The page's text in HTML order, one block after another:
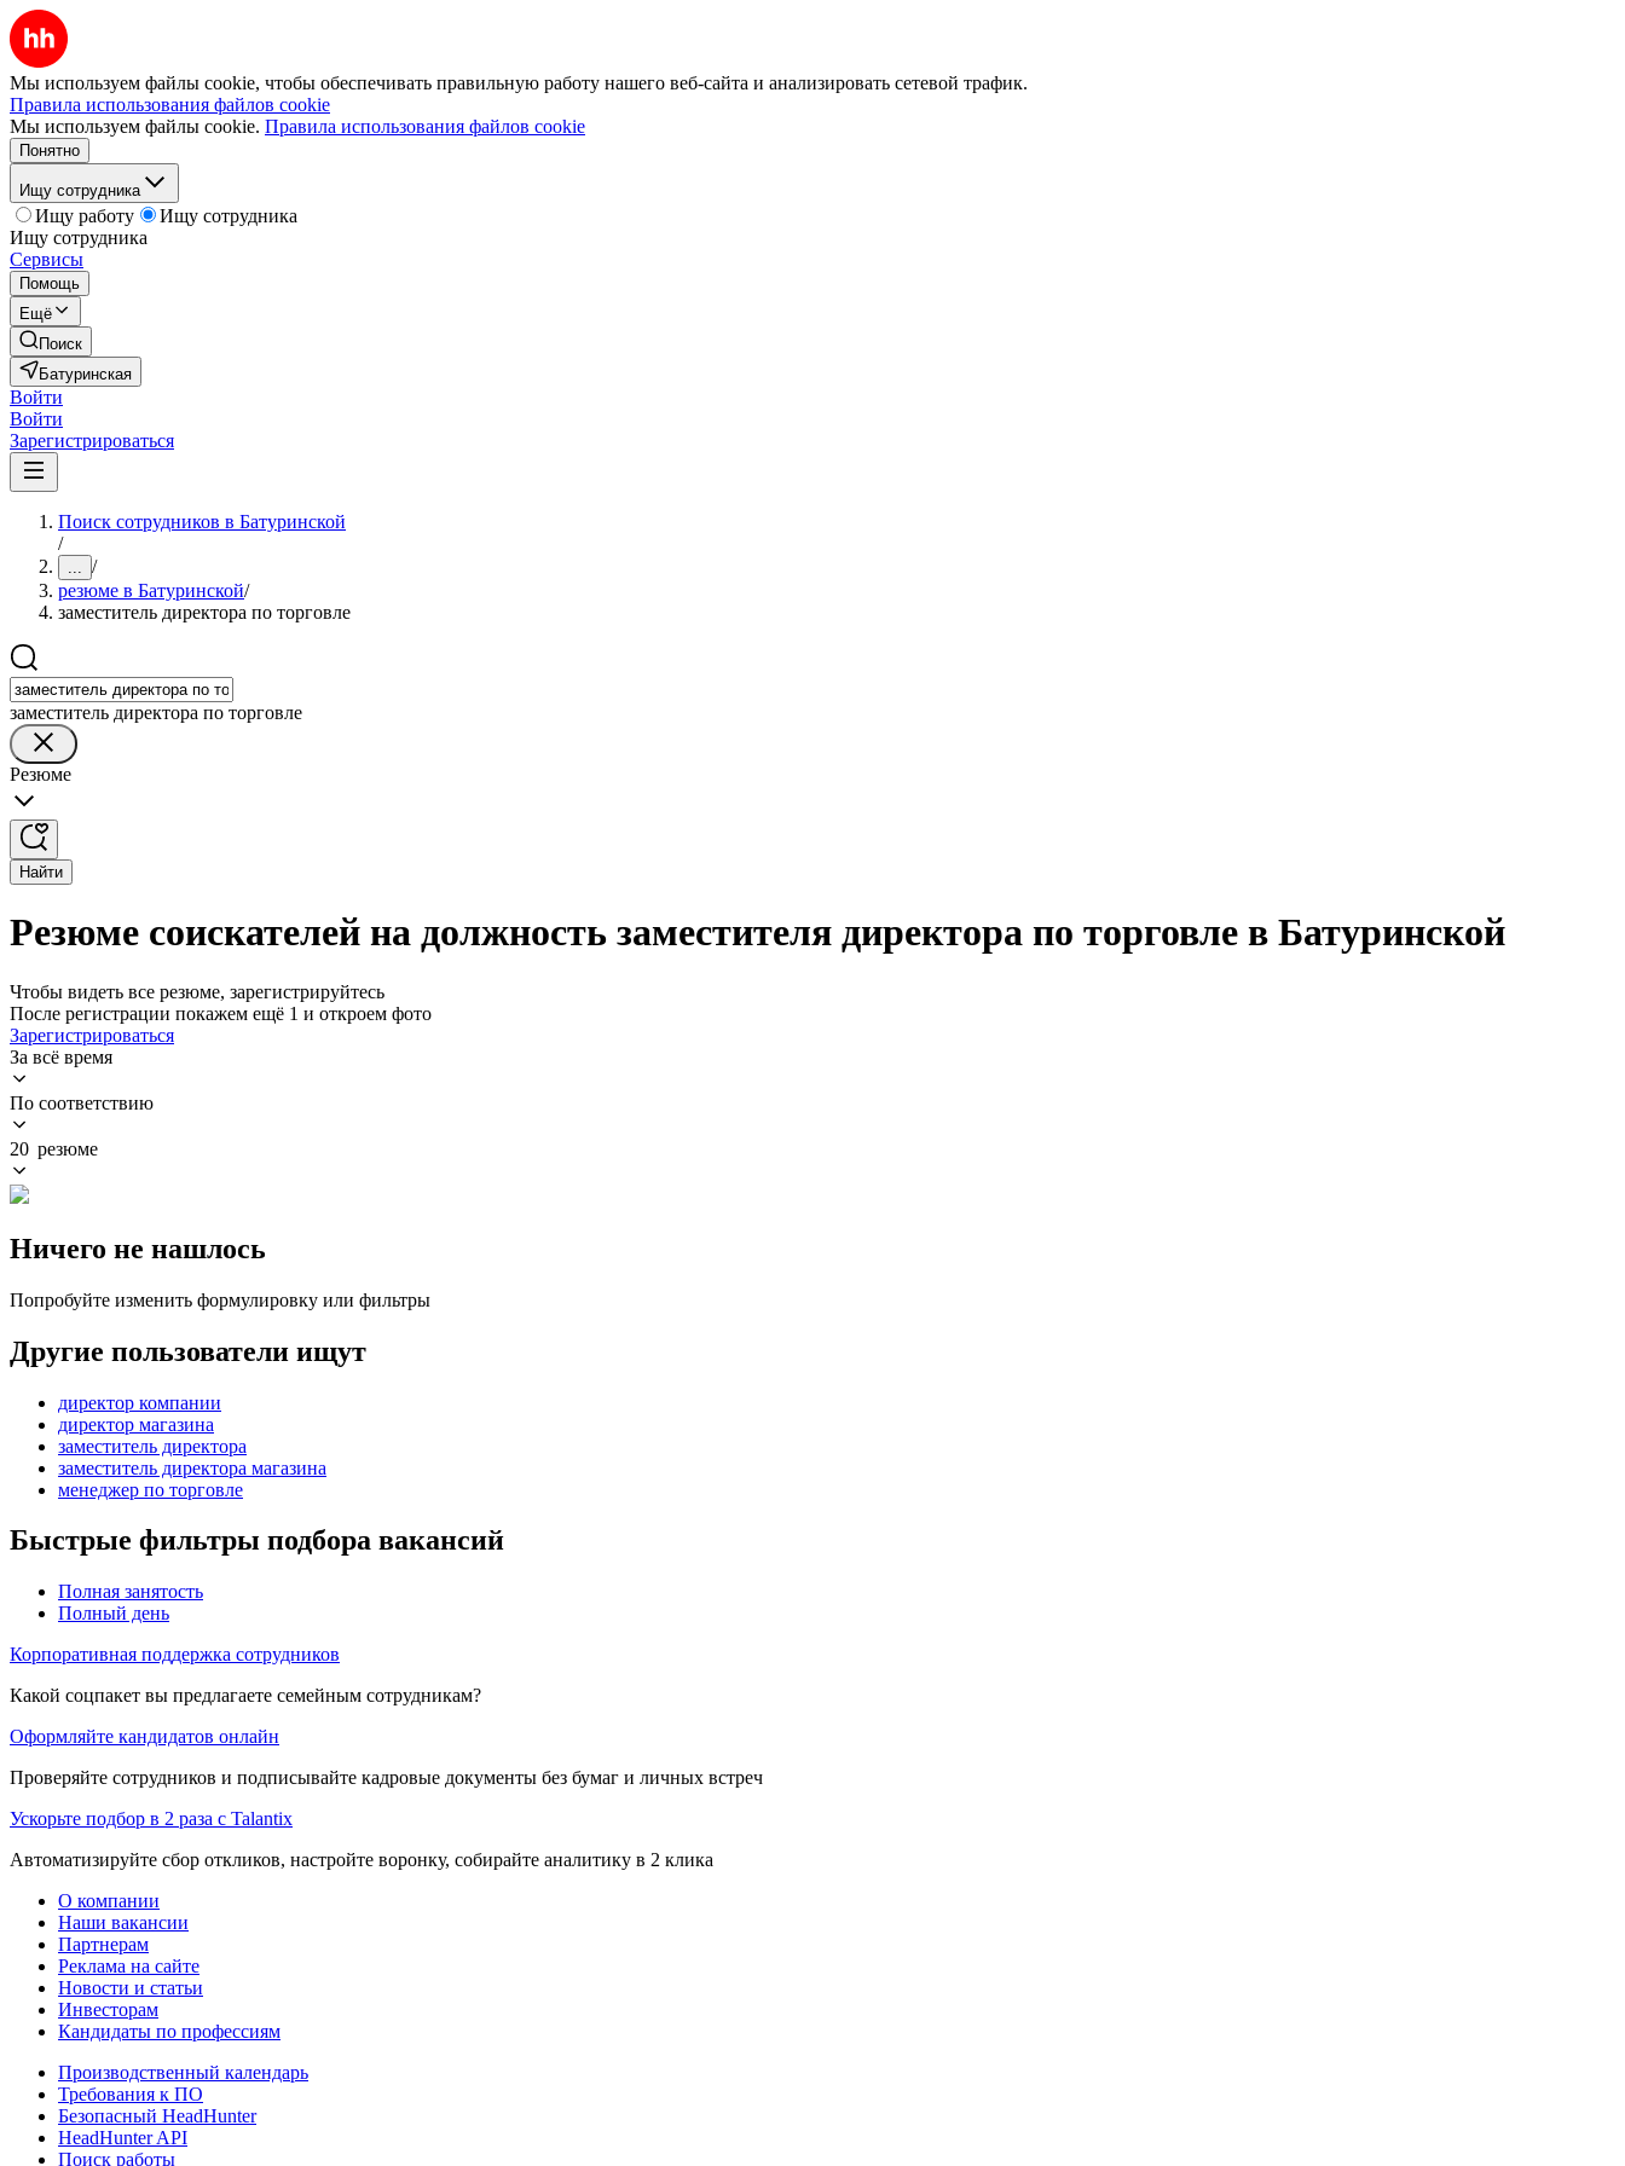
Мы используем файлы cookie, чтобы обеспечивать правильную работу нашего веб-сайта и анализировать сетевой трафик.
Правила использования файлов cookie
Мы используем файлы cookie. Правила использования файлов cookie
Понятно
Ищу сотрудника
Ищу работу
Ищу сотрудника
Ищу сотрудника
Сервисы
Помощь
Ещё
Поиск
Батуринская
Войти
Войти
Зарегистрироваться
Поиск сотрудников в Батуринской
/
... /
резюме в Батуринской/
заместитель директора по торговле
заместитель директора по торговле
Резюме
Найти
Резюме соискателей на должность заместителя директора по торговле в Батуринской
Чтобы видеть все резюме, зарегистрируйтесь
После регистрации покажем ещё 1 и откроем фото
Зарегистрироваться
За всё время
По соответствию
20 резюме
Ничего не нашлось
Попробуйте изменить формулировку или фильтры
Другие пользователи ищут
директор компании
директор магазина
заместитель директора
заместитель директора магазина
менеджер по торговле
Быстрые фильтры подбора вакансий
Полная занятость
Полный день
Корпоративная поддержка сотрудников
Какой соцпакет вы предлагаете семейным сотрудникам?
Оформляйте кандидатов онлайн
Проверяйте сотрудников и подписывайте кадровые документы без бумаг и личных встреч
Ускорьте подбор в 2 раза с Talantix
Автоматизируйте сбор откликов, настройте воронку, собирайте аналитику в 2 клика
О компании
Наши вакансии
Партнерам
Реклама на сайте
Новости и статьи
Инвесторам
Кандидаты по профессиям
Производственный календарь
Требования к ПО
Безопасный HeadHunter
HeadHunter API
Поиск работы